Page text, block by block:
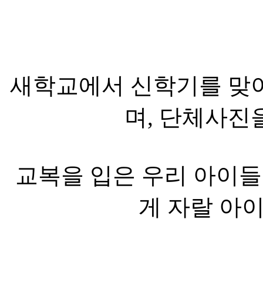
새학교에서 신학기를 맞
며, 단체사진
교복을 입은 우리 아이
게 자랄 아